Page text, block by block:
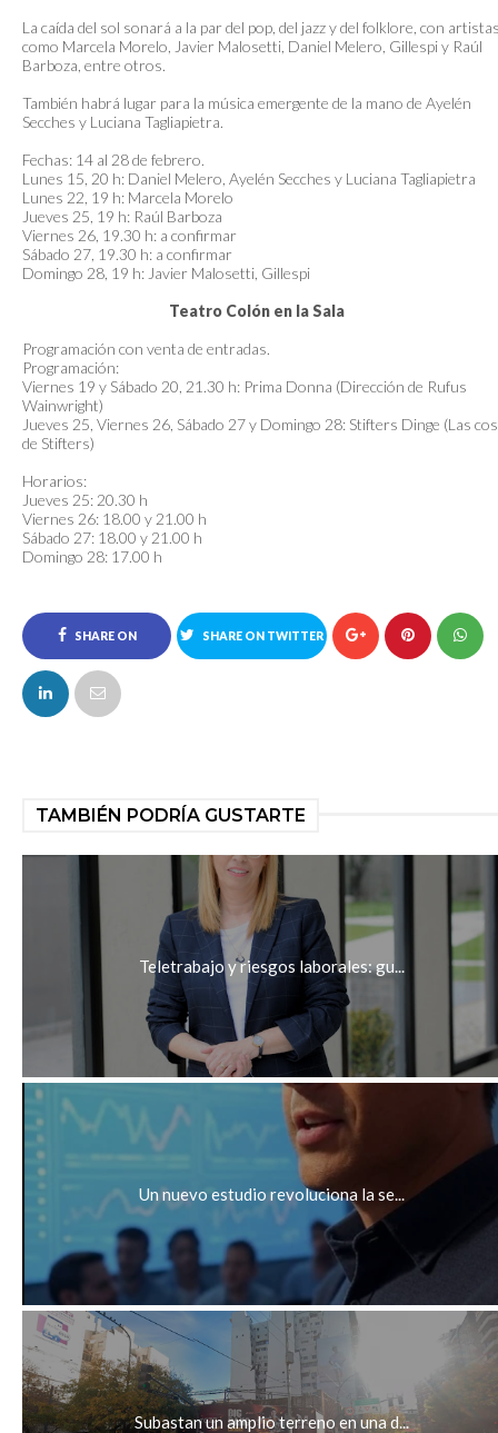
La caída del sol sonará a la par del pop, del jazz y del folklore, con
como Marcela Morelo, Javier Malosetti, Daniel Melero, Gillespi y Raúl
Barboza, entre otros.
También habrá lugar para la música emergente de la mano de Ayelén
Secches y Luciana Tagliapietra.
Fechas: 14 al 28 de febrero.
Lunes 15, 20 h: Daniel Melero, Ayelén Secches y Luciana Tagliapietra
Lunes 22, 19 h: Marcela Morelo
Jueves 25, 19 h: Raúl Barboza
Viernes 26, 19.30 h: a confirmar
Sábado 27, 19.30 h: a confirmar
Domingo 28, 19 h: Javier Malosetti, Gillespi
Teatro Colón en la Sala
Programación con venta de entradas.
Programación:
Viernes 19 y Sábado 20, 21.30 h: Prima Donna (Dirección de Rufus
Wainwright)
Jueves 25, Viernes 26, Sábado 27 y Domingo 28: Stifters Dinge (Las
de Stifters)
Horarios:
Jueves 25: 20.30 h
Viernes 26: 18.00 y 21.00 h
Sábado 27: 18.00 y 21.00 h
Domingo 28: 17.00 h
SHARE ON
FACEBOOK
SHARE ON TWITTER
TAMBIÉN PODRÍA GUSTARTE
Teletrabajo y riesgos laborales: gu...
Un nuevo estudio revoluciona la se...
Subastan un amplio terreno en una d...